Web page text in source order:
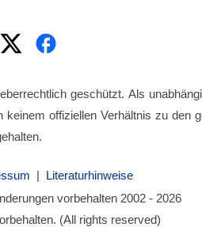
geschützt. Als
offiziellen Verhältnis zu den
| Literaturhinweise
vorbehalten 2002 - 2026
(All rights reserved)